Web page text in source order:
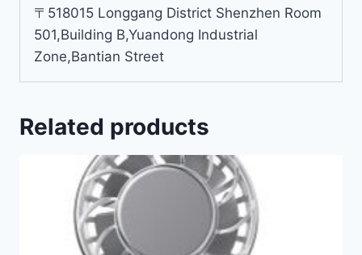
〒518015 Longgang District Shenzhen Room
501,Building B,Yuandong Industrial
Zone,Bantian Street
Related products